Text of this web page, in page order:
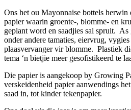
Ons het ou Mayonnaise bottels herwin
papier waarin groente-, blomme- en
geplant word en saadjies sal spruit.
onder andere tamaties, eiervrug,
plaasvervanger vir blomme. Plastiek
tema ‘n bietjie meer gesofistikeerd te
Die papier is aangekoop by Growing
verskeidenheid papier aanwendings
saad in, tot kinder tekenpapier.